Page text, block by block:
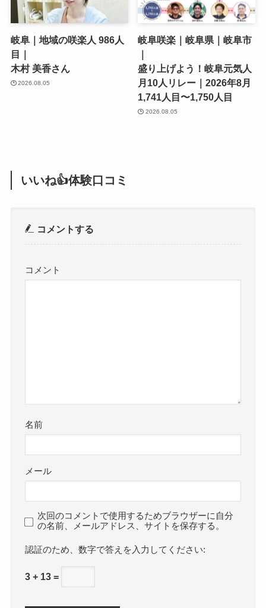
岐阜｜地域の咲楽人 986人
目｜
木村 美香さん
2026.08.05
岐阜咲楽｜岐阜県｜岐阜市
盛り上げよう！岐阜元気人
月10人リレー｜2026年8月
1,741人目〜1,750人目
2026.08.05
いいね👍体験口コミ
コメントする
コメント
名前
メール
次回のコメントで使用するためブラウザーに自分
の名前、メールアドレス、サイトを保存する。
数字で答えを入力してください:
3 + 13 =